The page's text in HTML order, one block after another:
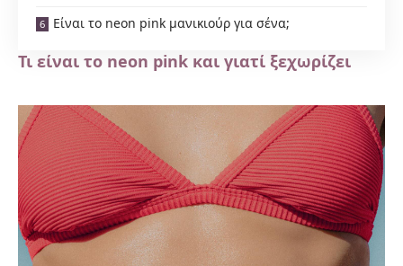
Είναι το neon pink μανικιούρ για σένα;
Τι είναι το neon pink και γιατί ξεχωρίζει